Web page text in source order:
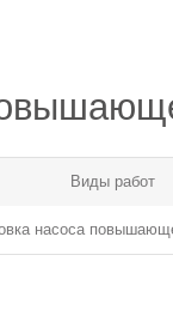
Виды работ
насоса